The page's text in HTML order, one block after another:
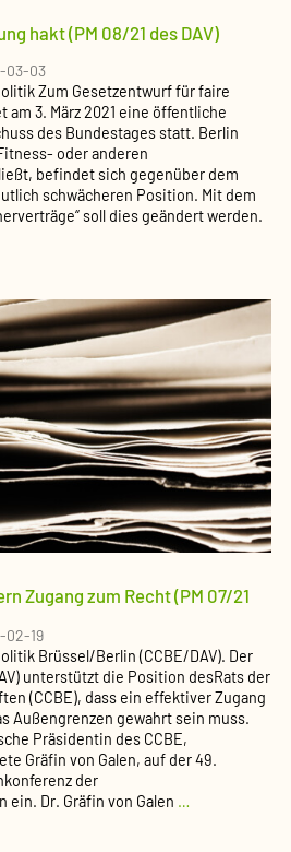
richten
ab
10/21
des
DAV)
hakt (PM 08/21 des DAV)
03-03
Zum Gesetzentwurf für faire
3. März 2021 eine öffentliche
des Bundestages statt. Berlin
oder anderen
befindet sich gegenüber dem
schwächeren Position. Mit dem
soll dies geändert werden.
21
DAV)
Zugang zum Recht (PM 07/21
02-19
Brüssel/Berlin (CCBE/DAV). Der
unterstützt die Position desRats der
(CCBE), dass ein effektiver Zugang
Außengrenzen gewahrt sein muss.
Präsidentin des CCBE,
Gräfin von Galen, auf der 49.
der
ein. Dr. Gräfin von Galen …